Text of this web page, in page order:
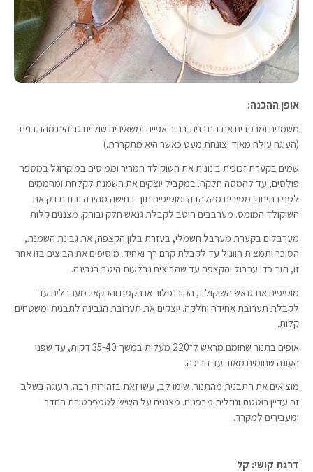
אופן ההכנה:
משמנים ומרפדים את התבנית בנייר אפייה ומשאירים שוליים גבוהים מהתבנית
(העוגה עולה מאוד וצונחת מעט כאשר היא מתקררת.)
שמים בקערת זכוכית בינונית את השוקולד המריר וממיסים במיקרוגל במספר
פולסים, עד להמסה חלקה. במקביל יוצקים את השמנת לקלחת ומחממים
לסף רתיחה. מסירים מהלהבה ומוסיפים תוך בחישה מהירה ובזרם דק את
השוקולד המומס. מערבבים היטב לקבלת גנאש חלק ובוהק. מצננים קלות.
מערבלים בקערת מערבל חשמלי, בעזרת בלון הקצפה, את גבינת השמנת,
הסוכר ותמצית הווניל עד לקבלת קרם רך ואחיד. מוסיפים את הביצים בזו אחר
זו, תוך כדי ערבול והקצפה עד שהביצים נבלעות היטב בגבינה.
מוסיפים את גנאש השוקולד, הקורנפלור או הקמח והקקאו. מערבלים עד
לקבלת תערובת אחידה וחלקה. יוצקים את תערובת הגבינה לתבנית ומשטחים
קלות.
אופים בתנור שחומם מראש ל־220 מעלות במשך 35-40 דקות, עד שפני
העוגה שחומים מאוד עד חריכה.
מוציאים את התבנית מהתנור. שימו לב, עשו זאת בזהירות רבה. העוגה בשלב
זה עדיין רוטטת ונוזלית מבפנים. מצננים על השיש לטמפרטורת החדר
ומעבירים למקרר.
דרגת קושי: קל